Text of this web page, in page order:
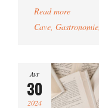
Read more
Cave Gastronomie
Avr
30
2024